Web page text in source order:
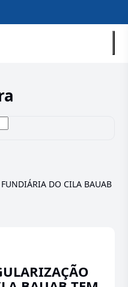
FUNDIÁRIA DO CILA BAUAB